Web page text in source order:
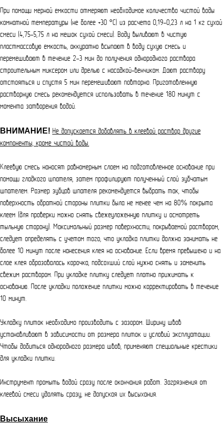
При помощи мерной емкости отмеряют необходимое количество чистой воды
комнатной температуры (не более +30 °С) из расчета 0,19-0,23 л на 1 кг сухой
смеси (4,75-5,75 л на мешок сухой смеси). Воду выливают в чистую
пластмассовую емкость, аккуратно всыпают в воду сухую смесь и
перемешивают в течение 2-3 мин до получения однородного раствора
строительным миксером или дрелью с насадкой-венчиком. Дают раствору
отстояться и спустя 5 мин перемешивают повторно. Приготовленную
растворную смесь рекомендуется использовать в течение 180 минут с
момента затворения водой.
ВНИМАНИЕ! Не допускается добавлять в клеевой раствор другие
компоненты, кроме чистой воды.
Клеевую смесь наносят равномерным слоем на подготовленное основание при
помощи гладкого шпателя, затем профилируют полученный слой зубчатым
шпателем. Размер зубцов шпателя рекомендуется выбрать так, чтобы
поверхность обратной стороны плитки была не менее чем на 80% покрыта
клеем (для проверки можно снять свежеуложенную плитку и осмотреть
тыльную сторону). Максимальный размер поверхности, покрываемой раствором,
следует определять с учетом того, что укладка плитки должна занимать не
более 10 минут после нанесения клея на основание. Если время превышено и на
слое клея образовалась корочка, подсохший слой нужно снять и заменить
свежим раствором. При укладке плитку следует плотно прижимать к
основанию. После укладки положение плитки можно корректировать в течение
10 минут.
Укладку плиток необходимо производить с зазором. Ширину швов
устанавливают в зависимости от размера плиток и условий эксплуатации.
Чтобы добиться однородного размера швов, применяют специальные крестики
для укладки плитки.
Инструмент промыть водой сразу после окончания работ. Загрязнения от
клеевой смеси удалять сразу, не допуская их высыхания.
Высыхание